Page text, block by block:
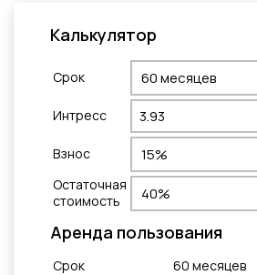
Калькулятор
Cрок
Интресс
Взнос
Остаточная
стоимость
Aренда пользования
Cрок 60 месяцeв